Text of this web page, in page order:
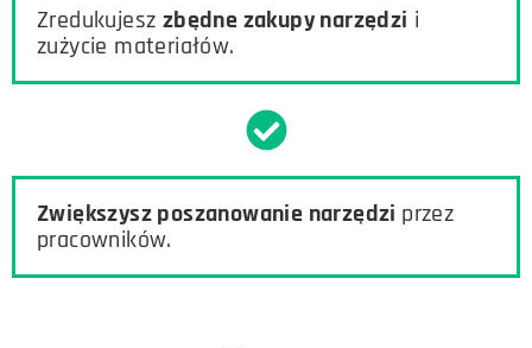
Zredukujesz zbędne zakupy narzędzi i
zużycie materiałów.
Zwiększysz poszanowanie narzędzi przez
pracowników.